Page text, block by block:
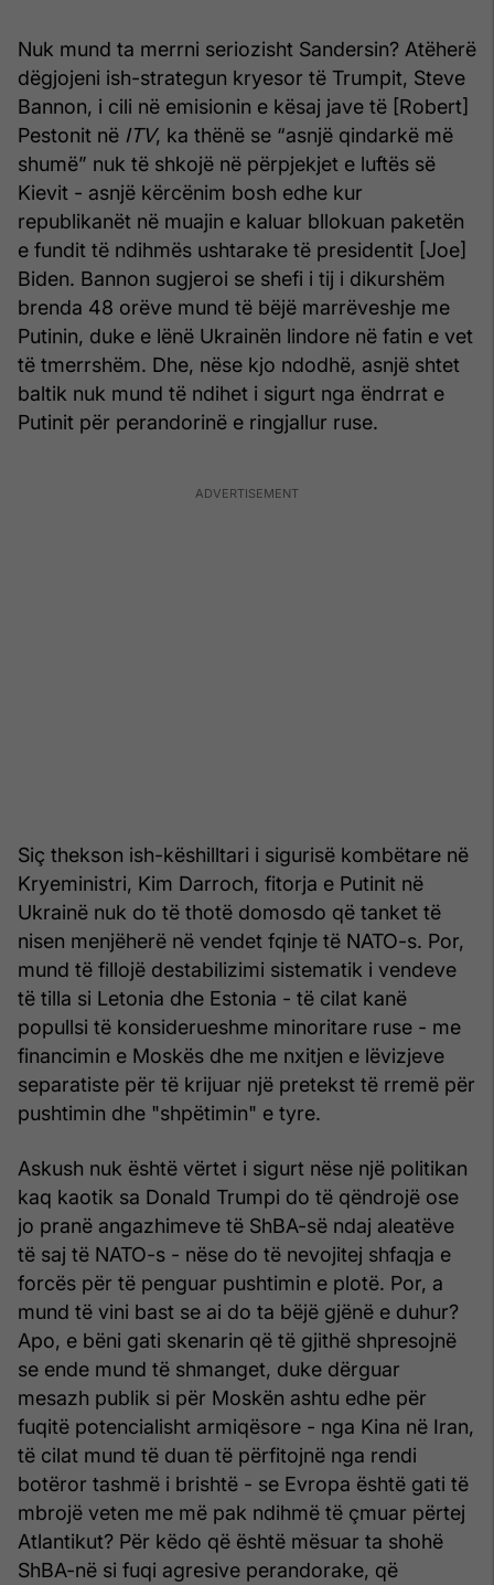
Nuk mund ta merrni seriozisht Sandersin? Atëherë
dëgjojeni ish-strategun kryesor të Trumpit, Steve
Bannon, i cili në emisionin e kësaj jave të [Robert]
Pestonit në ITV, ka thënë se “asnjë qindarkë më
shumë” nuk të shkojë në përpjekjet e luftës së
Kievit - asnjë kërcënim bosh edhe kur
republikanët në muajin e kaluar bllokuan paketën
e fundit të ndihmës ushtarake të presidentit [Joe]
Biden. Bannon sugjeroi se shefi i tij i dikurshëm
brenda 48 orëve mund të bëjë marrëveshje me
Putinin, duke e lënë Ukrainën lindore në fatin e vet
të tmerrshëm. Dhe, nëse kjo ndodhë, asnjë shtet
baltik nuk mund të ndihet i sigurt nga ëndrrat e
Putinit për perandorinë e ringjallur ruse.
Siç thekson ish-këshilltari i sigurisë kombëtare në
Kryeministri, Kim Darroch, fitorja e Putinit në
Ukrainë nuk do të thotë domosdo që tanket të
nisen menjëherë në vendet fqinje të NATO-s. Por,
mund të fillojë destabilizimi sistematik i vendeve
të tilla si Letonia dhe Estonia - të cilat kanë
popullsi të konsiderueshme minoritare ruse - me
financimin e Moskës dhe me nxitjen e lëvizjeve
separatiste për të krijuar një pretekst të rremë për
pushtimin dhe "shpëtimin" e tyre.
Askush nuk është vërtet i sigurt nëse një politikan
kaq kaotik sa Donald Trumpi do të qëndrojë ose
jo pranë angazhimeve të ShBA-së ndaj aleatëve
të saj të NATO-s - nëse do të nevojitej shfaqja e
forcës për të penguar pushtimin e plotë. Por, a
mund të vini bast se ai do ta bëjë gjënë e duhur?
Apo, e bëni gati skenarin që të gjithë shpresojnë
se ende mund të shmanget, duke dërguar
mesazh publik si për Moskën ashtu edhe për
fuqitë potencialisht armiqësore - nga Kina në Iran,
të cilat mund të duan të përfitojnë nga rendi
botëror tashmë i brishtë - se Evropa është gati të
mbrojë veten me më pak ndihmë të çmuar përtej
Atlantikut? Për këdo që është mësuar ta shohë
ShBA-në si fuqi agresive perandorake, që